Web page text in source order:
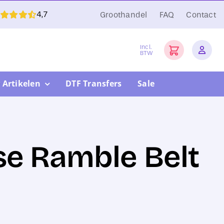
4,7 Groothandel FAQ Contact
Incl.
BTW
Artikelen DTF Transfers Sale
Ramble Belt